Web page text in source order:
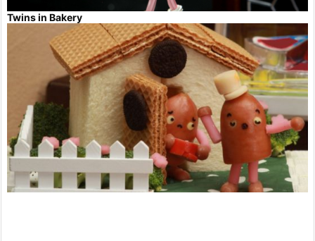
Twins in Bakery